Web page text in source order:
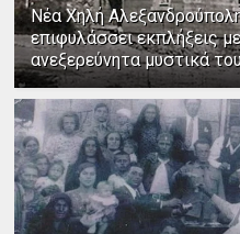
Νέα Χηλή
επιφυλάσσει εκπλήξεις
ανεξερεύνητα μυστικά